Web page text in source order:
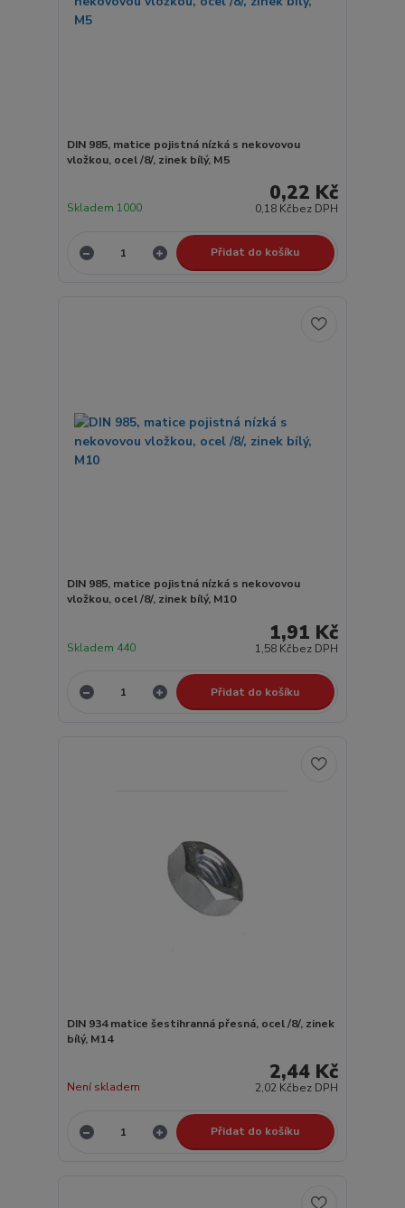
DIN 985, matice pojistná nízká s nekovovou
vložkou, ocel /8/, zinek bílý, M5
0,22 Kč
0,18 Kčbez DPH
Skladem 1000
Přidat do košíku
DIN 985, matice pojistná nízká s nekovovou
vložkou, ocel /8/, zinek bílý, M10
1,91 Kč
1,58 Kčbez DPH
Skladem 440
Přidat do košíku
DIN 934 matice šestihranná přesná, ocel /8/, zinek
bílý, M14
2,44 Kč
2,02 Kčbez DPH
Není skladem
Přidat do košíku